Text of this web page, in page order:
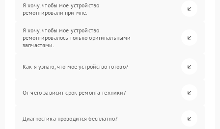
Я хочу, чтобы мое устройство
ремонтировали при мне.
Я хочу, чтобы мое устройство
ремонтировалось только оригинальными
запчастями.
Как я узнаю, что мое устройство готово?
От чего зависит срок ремонта техники?
Диагностика проводится бесплатно?